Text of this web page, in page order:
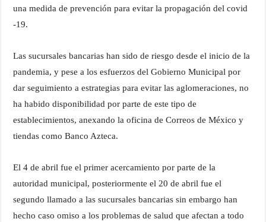
una medida de prevención para evitar la propagación del covid
-19.
Las sucursales bancarias han sido de riesgo desde el inicio de la
pandemia, y pese a los esfuerzos del Gobierno Municipal por
dar seguimiento a estrategias para evitar las aglomeraciones, no
ha habido disponibilidad por parte de este tipo de
establecimientos, anexando la oficina de Correos de México y
tiendas como Banco Azteca.
El 4 de abril fue el primer acercamiento por parte de la
autoridad municipal, posteriormente el 20 de abril fue el
segundo llamado a las sucursales bancarias sin embargo han
hecho caso omiso a los problemas de salud que afectan a todo